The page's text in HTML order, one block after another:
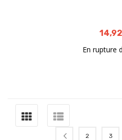
En rupture
Page
Précédent
2 3